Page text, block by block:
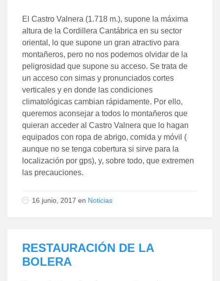
El Castro Valnera (1.718 m.), supone la máxima
altura de la Cordillera Cantábrica en su sector
oriental, lo que supone un gran atractivo para
montañeros, pero no nos podemos olvidar de la
peligrosidad que supone su acceso. Se trata de
un acceso con simas y pronunciados cortes
verticales y en donde las condiciones
climatológicas cambian rápidamente. Por ello,
queremos aconsejar a todos lo montañeros que
quieran acceder al Castro Valnera que lo hagan
equipados con ropa de abrigo, comida y móvil (
aunque no se tenga cobertura si sirve para la
localización por gps), y, sobre todo, que extremen
las precauciones.
16 junio, 2017 en Noticias
RESTAURACIÓN DE LA
BOLERA